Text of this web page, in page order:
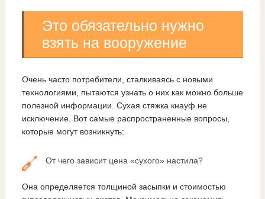
Это обязательно нужно
взять на вооружение
Очень часто потребители, сталкиваясь с новыми
технологиями, пытаются узнать о них как можно больше
полезной информации. Сухая стяжка кнауф не
исключение. Вот самые распространенные вопросы,
которые могут возникнуть:
От чего зависит цена «сухого» настила?
Она определяется толщиной засыпки и стоимостью